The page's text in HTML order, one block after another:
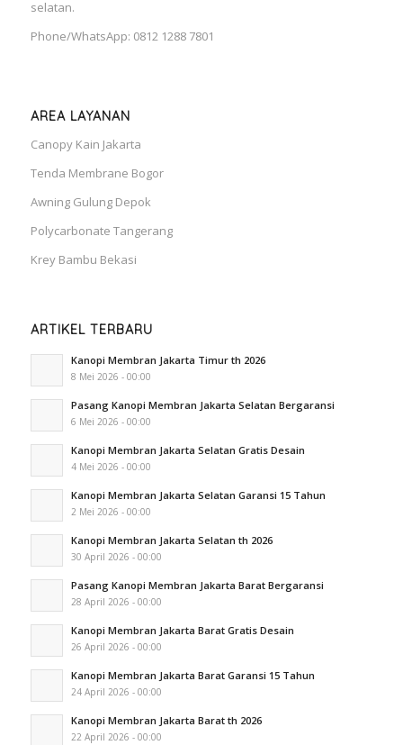
selatan.
Phone/WhatsApp: 0812 1288 7801
AREA LAYANAN
Canopy Kain Jakarta
Tenda Membrane Bogor
Awning Gulung Depok
Polycarbonate Tangerang
Krey Bambu Bekasi
ARTIKEL TERBARU
Kanopi Membran Jakarta Timur th 2026
8 Mei 2026 - 00:00
Pasang Kanopi Membran Jakarta Selatan Bergaransi
6 Mei 2026 - 00:00
Kanopi Membran Jakarta Selatan Gratis Desain
4 Mei 2026 - 00:00
Kanopi Membran Jakarta Selatan Garansi 15 Tahun
2 Mei 2026 - 00:00
Kanopi Membran Jakarta Selatan th 2026
30 April 2026 - 00:00
Pasang Kanopi Membran Jakarta Barat Bergaransi
28 April 2026 - 00:00
Kanopi Membran Jakarta Barat Gratis Desain
26 April 2026 - 00:00
Kanopi Membran Jakarta Barat Garansi 15 Tahun
24 April 2026 - 00:00
Kanopi Membran Jakarta Barat th 2026
22 April 2026 - 00:00